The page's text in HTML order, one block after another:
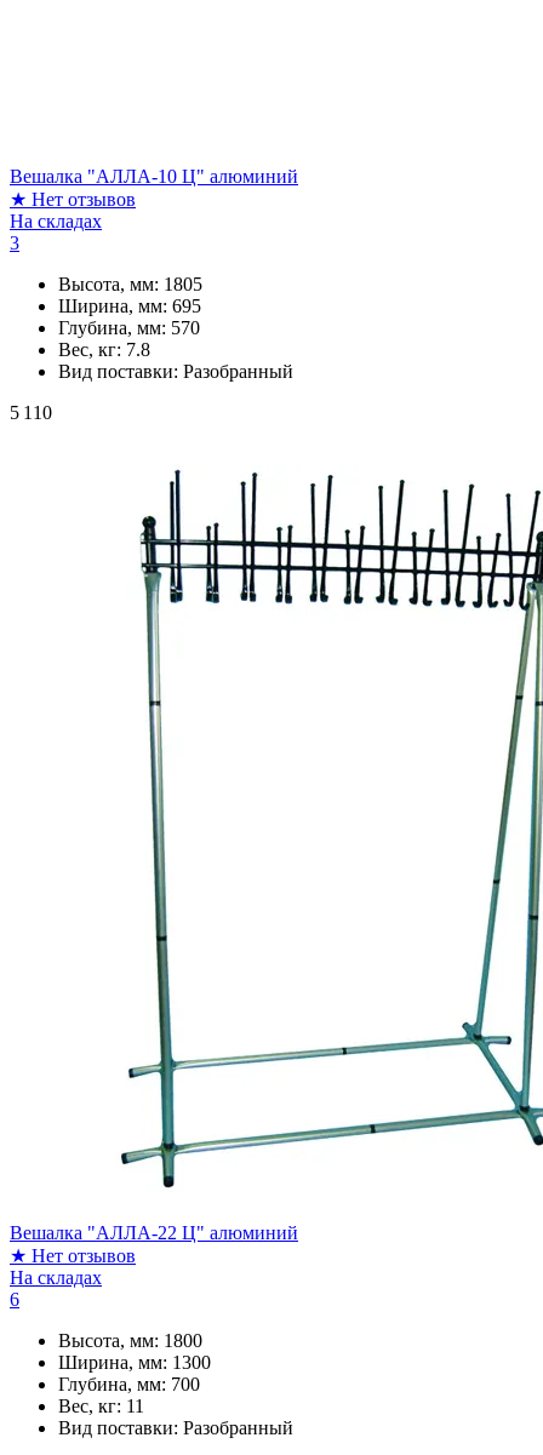
Вешалка "АЛЛА-10 Ц" алюминий
★ Нет отзывов
На складах
3
Высота, мм: 1805
Ширина, мм: 695
Глубина, мм: 570
Вес, кг: 7.8
Вид поставки: Разобранный
5 110
Вешалка "АЛЛА-22 Ц" алюминий
★ Нет отзывов
На складах
6
Высота, мм: 1800
Ширина, мм: 1300
Глубина, мм: 700
Вес, кг: 11
Вид поставки: Разобранный